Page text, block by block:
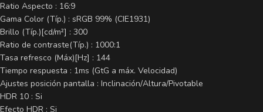
Ratio Aspecto : 16:9
Gama Color (Típ.) : sRGB 99% (CIE1931)
Brillo (Típ.)[cd/m²] : 300
Ratio de contraste(Típ.) : 1000:1
Tasa refresco (Máx)[Hz] : 144
Tiempo respuesta : 1ms (GtG a máx. Velocidad)
Ajustes posición pantalla : Inclinación/Altura/Pivotable
HDR 10 : Si
Efecto HDR : Si